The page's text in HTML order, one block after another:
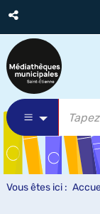
Vous êtes ici :